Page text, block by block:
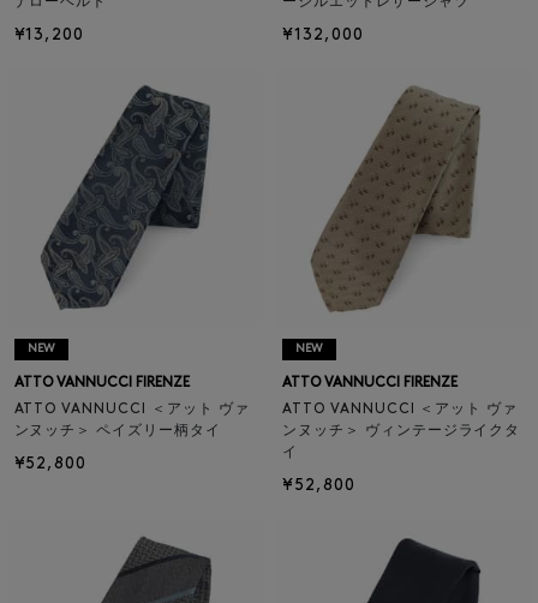
ナローベルト
¥13,200
ーシルエットレザーシャツ
¥132,000
NEW
ATTO VANNUCCI FIRENZE
ATTO VANNUCCI ＜アット ヴァ
ンヌッチ＞ ペイズリー柄タイ
¥52,800
NEW
ATTO VANNUCCI FIRENZE
ATTO VANNUCCI ＜アット ヴァ
ンヌッチ＞ ヴィンテージライクタ
イ
¥52,800